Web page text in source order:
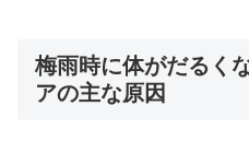
梅雨時に体がだるく
アの主な原因